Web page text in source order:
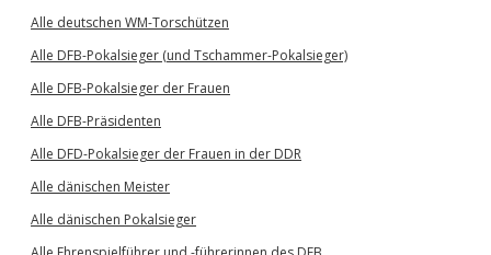
Alle deutschen WM-Torschützen
Alle DFB-Pokalsieger (und Tschammer-Pokalsieger)
Alle DFB-Pokalsieger der Frauen
Alle DFB-Präsidenten
Alle DFD-Pokalsieger der Frauen in der DDR
Alle dänischen Meister
Alle dänischen Pokalsieger